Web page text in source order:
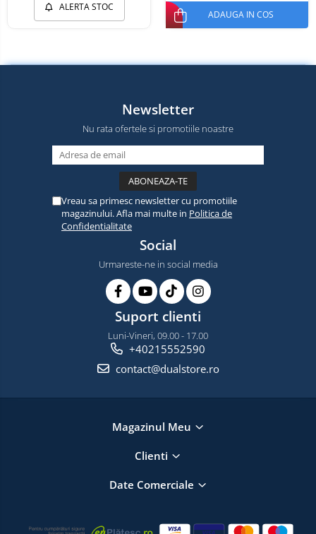
ALERTA STOC
ADAUGA IN COS
Newsletter
Nu rata ofertele si promotiile noastre
Vreau sa primesc newsletter cu promotiile
magazinului. Afla mai multe in Politica de
Confidentialitate
Social
Urmareste-ne in social media
Suport clienti
Luni-Vineri, 09.00 - 17.00
+40215552590
contact@dualstore.ro
Magazinul Meu
Clienti
Date Comerciale